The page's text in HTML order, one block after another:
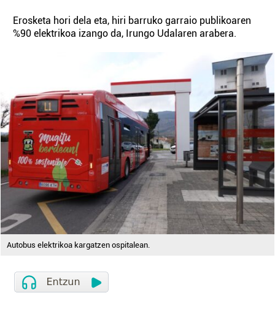
Erosketa hori dela eta, hiri barruko garraio publikoaren
%90 elektrikoa izango da, Irungo Udalaren arabera.
Autobus elektrikoa kargatzen ospitalean.